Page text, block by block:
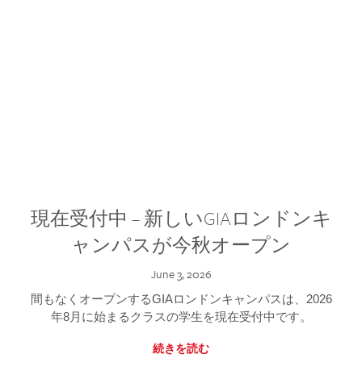
現在受付中 – 新しいGIAロンドンキ
ャンパスが今秋オープン
June 3, 2026
間もなくオープンするGIAロンドンキャンパスは、2026
年8月に始まるクラスの学生を現在受付中です。
続きを読む